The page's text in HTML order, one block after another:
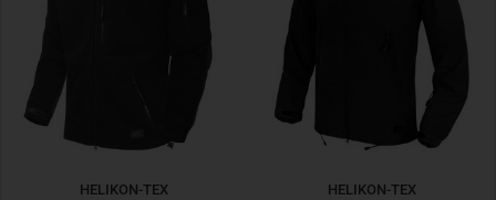
HELIKON-TEX
HELIKON-TEX